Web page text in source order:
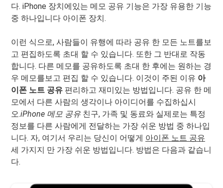
다. iPhone 장치에있는 메모 공유 기능은 가장 유용한 기능
중 하나입니다 아이폰 장치.
이런 식으로, 사람들이 유행에 따라 공유 한 모든 노트를보
고 편집하도록 초대 할 수 있습니다. 또한 그 반대로 작동
합니다. 다른 메모를 공유하도록 초대 한 후에는 원하는 경
우 메모를보고 편집 할 수 있습니다. 이것이 주된 이유 아
이폰 노트 공유 편리하고 재미있는 방법입니다. 공유 한 메
모에서 다른 사람의 생각이나 아이디어를 수집하십시
오.iPhone 메모 공유 친구, 가족 및 동료와 실제로는 특정
정보를 다른 사람에게 전달하는 가장 쉬운 방법 중 하나입
니다. 자, 여기서 우리는 당신이 어떻게 아이폰 노트 공유
세 가지지 만 가장 쉬운 방법입니다. 방법은 다음과 같습니
다.